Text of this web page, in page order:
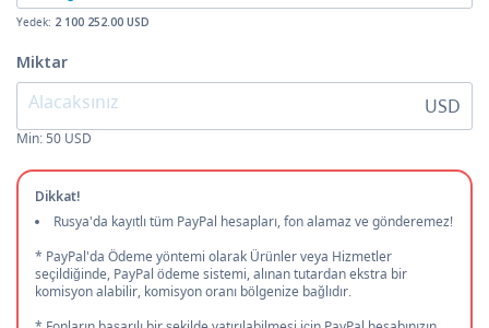
Yedek: 2 100 252.00 USD
Miktar
USD
Min: 50 USD
Dikkat!
Rusya'da kayıtlı tüm PayPal hesapları, fon alamaz ve gönderemez!
* PayPal'da Ödeme yöntemi olarak Ürünler veya Hizmetler
seçildiğinde, PayPal ödeme sistemi, alınan tutardan ekstra bir
komisyon alabilir, komisyon oranı bölgenize bağlıdır.